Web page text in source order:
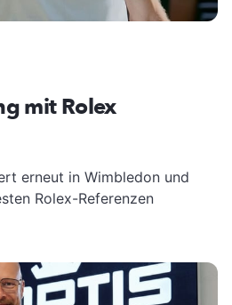
mit Rolex
erneut in Wimbledon und
Rolex-Referenzen